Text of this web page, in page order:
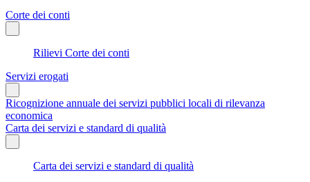
Corte dei conti
Rilievi Corte dei conti
Servizi erogati
Ricognizione annuale dei servizi pubblici locali di rilevanza
economica
Carta dei servizi e standard di qualità
Carta dei servizi e standard di qualità